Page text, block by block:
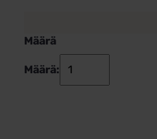
Määrä
Määrä: